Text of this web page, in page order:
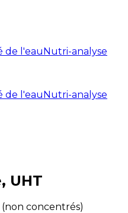
de l'eauNutri-analyse
de l'eauNutri-analyse
UHT
(non concentrés)